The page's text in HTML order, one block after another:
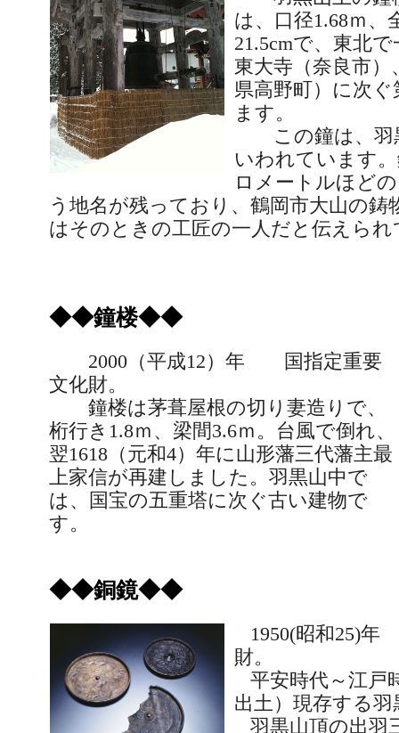
は、口径1.68ｍ、
21.5cmで、東北
東大寺（奈良市）
県高野町）に次ぐ
ます。
この鐘は、羽
いわれています
ロメートルほど
う地名が残っており、鶴岡市大山の鋳
はそのときの工匠の一人だと伝えら
◆◆鐘楼◆◆
2000 （平成12）年 国指定重要
文化財。
鐘楼は茅葺屋根の切り妻造りで、
桁行き 1.8ｍ、梁間3.6ｍ。台風で倒れ、
翌1618 （元和4）年に山形藩三代藩主最
上家信が再建しました。羽黒山中で
は、国宝の五重塔に次ぐ古い建物で
す。
◆◆銅鏡◆◆
1950(昭和25)年
財。
平安時代～江戸
出土）現存する
羽黒山頂の出羽